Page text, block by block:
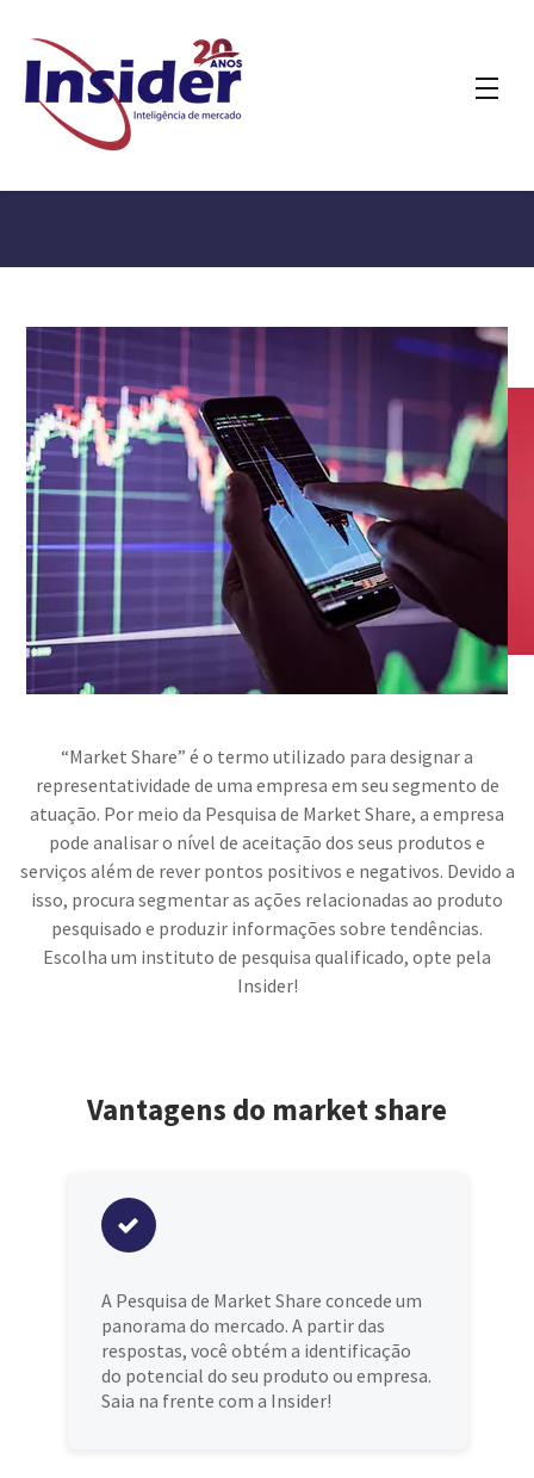
“Market Share” é o termo utilizado para designar a
representatividade de uma empresa em seu segmento de
atuação. Por meio da Pesquisa de Market Share, a empresa
pode analisar o nível de aceitação dos seus produtos e
serviços além de rever pontos positivos e negativos. Devido a
isso, procura segmentar as ações relacionadas ao produto
pesquisado e produzir informações sobre tendências.
Escolha um instituto de pesquisa qualificado, opte pela
Insider!
Vantagens do market share
A Pesquisa de Market Share concede um
panorama do mercado. A partir das
respostas, você obtém a identificação
do potencial do seu produto ou empresa.
Saia na frente com a Insider!